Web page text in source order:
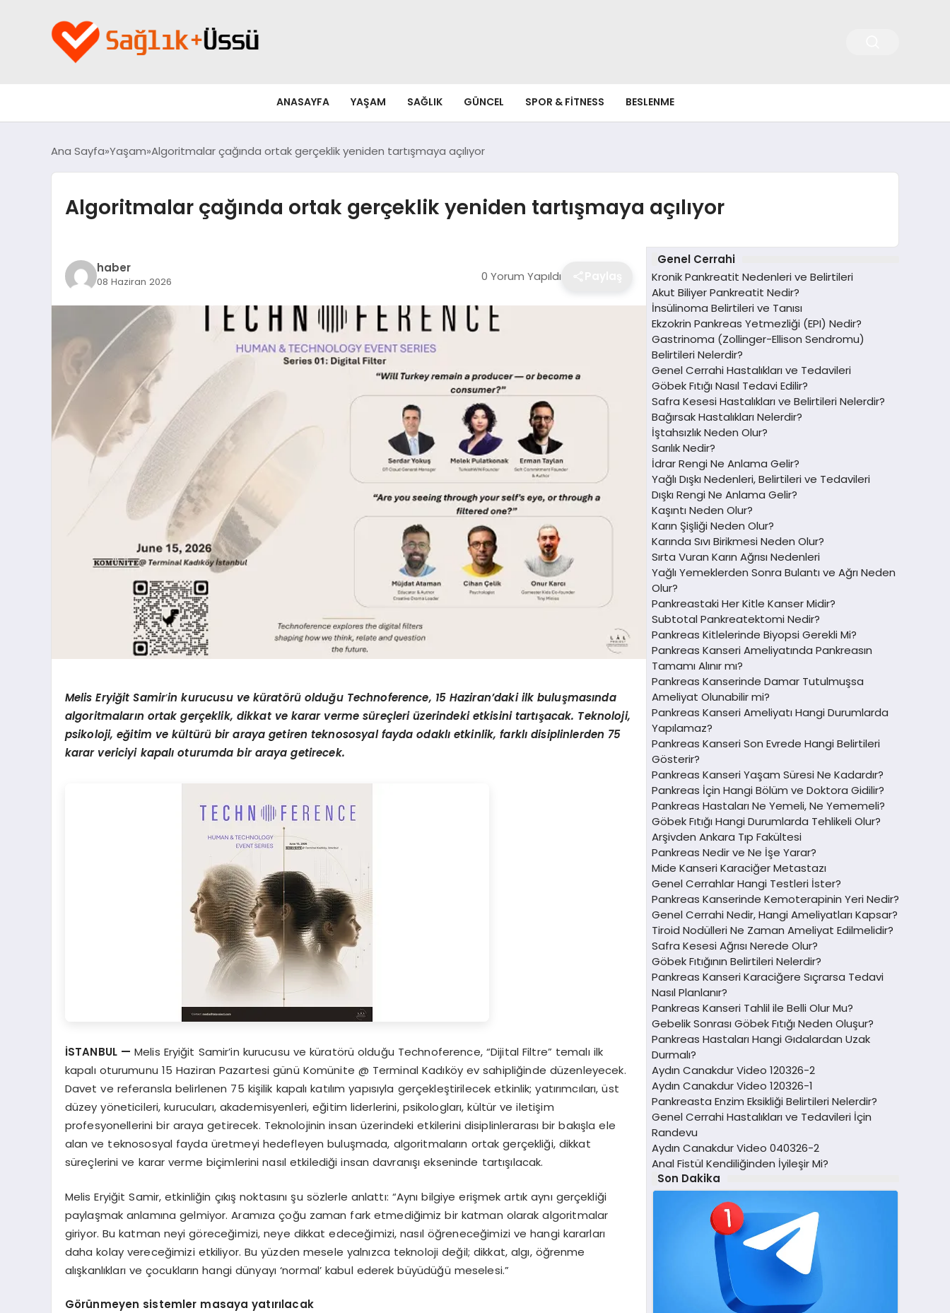
ANASAYFA YAŞAM SAĞLIK GÜNCEL SPOR & FITNESS BESLENME
Ana Sayfa Yaşam Algoritmalar çağında ortak gerçeklik yeniden tartışmaya açılıyor
Algoritmalar çağında ortak gerçeklik yeniden tartışmaya açılıyor
haber
08 Haziran 2026 0 Yorum Yapıldı
Melis Eryiğit Samir’in kurucusu ve küratörü olduğu Technoference, 15 Haziran’daki ilk buluşmasında
algoritmaların ortak gerçeklik, dikkat ve karar verme süreçleri üzerindeki etkisini tartışacak. Teknoloji,
psikoloji, eğitim ve kültürü bir araya getiren teknososyal fayda odaklı etkinlik, farklı disiplinlerden 75
karar vericiyi kapalı oturumda bir araya getirecek.
İSTANBUL — Melis Eryiğit Samir’in kurucusu ve küratörü olduğu Technoference, “Dijital Filtre” temalı ilk
kapalı oturumunu 15 Haziran Pazartesi günü Komünite @ Terminal Kadıköy ev sahipliğinde düzenleyecek.
Davet ve referansla belirlenen 75 kişilik kapalı katılım yapısıyla gerçekleştirilecek etkinlik; yatırımcıları, üst
düzey yöneticileri, kurucuları, akademisyenleri, eğitim liderlerini, psikologları, kültür ve iletişim
profesyonellerini bir araya getirecek. Teknolojinin insan üzerindeki etkilerini disiplinlerarası bir bakışla ele
alan ve teknososyal fayda üretmeyi hedefleyen buluşmada, algoritmaların ortak gerçekliği, dikkat
süreçlerini ve karar verme biçimlerini nasıl etkilediği insan davranışı ekseninde tartışılacak.
Melis Eryiğit Samir, etkinliğin çıkış noktasını şu sözlerle anlattı: “Aynı bilgiye erişmek artık aynı gerçekliği
paylaşmak anlamına gelmiyor. Aramıza çoğu zaman fark etmediğimiz bir katman olarak algoritmalar
giriyor. Bu katman neyi göreceğimizi, neye dikkat edeceğimizi, nasıl öğreneceğimizi ve hangi kararları
daha kolay vereceğimizi etkiliyor. Bu yüzden mesele yalnızca teknoloji değil; dikkat, algı, öğrenme
alışkanlıkları ve çocukların hangi dünyayı ‘normal’ kabul ederek büyüdüğü meselesi.”
Görünmeyen sistemler masaya yatırılacak
Genel Cerrahi
Kronik Pankreatit Nedenleri ve Belirtileri
Akut Biliyer Pankreatit Nedir?
İnsülinoma Belirtileri ve Tanısı
Ekzokrin Pankreas Yetmezliği (EPI) Nedir?
Gastrinoma (Zollinger-Ellison Sendromu)
Belirtileri Nelerdir?
Genel Cerrahi Hastalıkları ve Tedavileri
Göbek Fıtığı Nasıl Tedavi Edilir?
Safra Kesesi Hastalıkları ve Belirtileri Nelerdir?
Bağırsak Hastalıkları Nelerdir?
İştahsızlık Neden Olur?
Sarılık Nedir?
İdrar Rengi Ne Anlama Gelir?
Yağlı Dışkı Nedenleri, Belirtileri ve Tedavileri
Dışkı Rengi Ne Anlama Gelir?
Kaşıntı Neden Olur?
Karın Şişliği Neden Olur?
Karında Sıvı Birikmesi Neden Olur?
Sırta Vuran Karın Ağrısı Nedenleri
Yağlı Yemeklerden Sonra Bulantı ve Ağrı Neden
Olur?
Pankreastaki Her Kitle Kanser Midir?
Subtotal Pankreatektomi Nedir?
Pankreas Kitlelerinde Biyopsi Gerekli Mi?
Pankreas Kanseri Ameliyatında Pankreasın
Tamamı Alınır mı?
Pankreas Kanserinde Damar Tutulmuşsa
Ameliyat Olunabilir mi?
Pankreas Kanseri Ameliyatı Hangi Durumlarda
Yapılamaz?
Pankreas Kanseri Son Evrede Hangi Belirtileri
Gösterir?
Pankreas Kanseri Yaşam Süresi Ne Kadardır?
Pankreas İçin Hangi Bölüm ve Doktora Gidilir?
Pankreas Hastaları Ne Yemeli, Ne Yememeli?
Göbek Fıtığı Hangi Durumlarda Tehlikeli Olur?
Arşivden Ankara Tıp Fakültesi
Pankreas Nedir ve Ne İşe Yarar?
Mide Kanseri Karaciğer Metastazı
Genel Cerrahlar Hangi Testleri İster?
Pankreas Kanserinde Kemoterapinin Yeri Nedir?
Genel Cerrahi Nedir, Hangi Ameliyatları Kapsar?
Tiroid Nodülleri Ne Zaman Ameliyat Edilmelidir?
Safra Kesesi Ağrısı Nerede Olur?
Göbek Fıtığının Belirtileri Nelerdir?
Pankreas Kanseri Karaciğere Sıçrarsa Tedavi
Nasıl Planlanır?
Pankreas Kanseri Tahlil ile Belli Olur Mu?
Gebelik Sonrası Göbek Fıtığı Neden Oluşur?
Pankreas Hastaları Hangi Gıdalardan Uzak
Durmalı?
Aydın Canakdur Video 120326-2
Aydın Canakdur Video 120326-1
Pankreasta Enzim Eksikliği Belirtileri Nelerdir?
Genel Cerrahi Hastalıkları ve Tedavileri İçin
Randevu
Aydın Canakdur Video 040326-2
Anal Fistül Kendiliğinden İyileşir Mi?
Son Dakika